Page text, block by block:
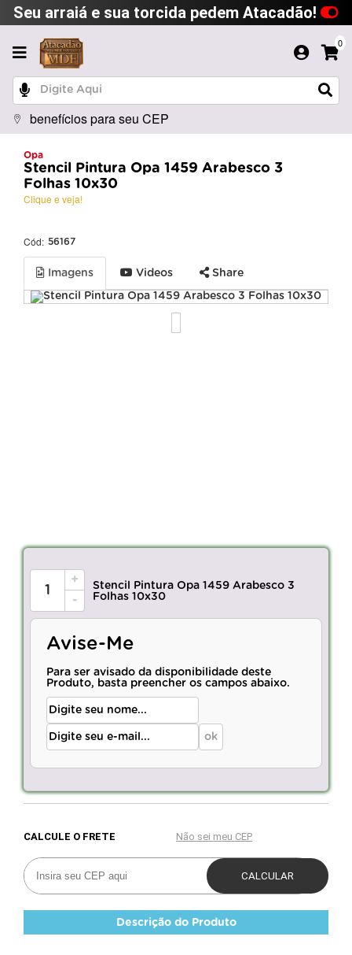
Seu arraiá e sua torcida pedem Atacadão!
0
benefícios para seu CEP
Opa
Stencil Pintura Opa 1459 Arabesco 3
Folhas 10x30
Clique e veja!
Cód: 56167
Imagens Videos Share
+
-
Stencil Pintura Opa 1459 Arabesco 3
Folhas 10x30
Avise-Me
Para ser avisado da disponibilidade deste
Produto, basta preencher os campos abaixo.
Descrição do Produto